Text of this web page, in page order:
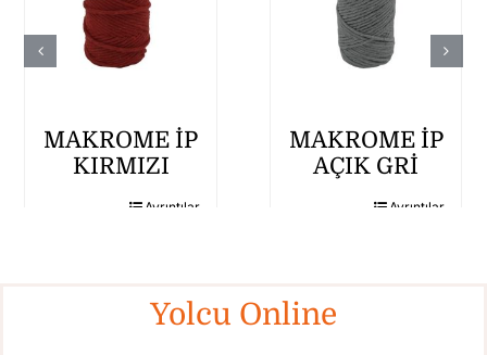
MAKROME İP
KIRMIZI
Ayrıntılar
MAKROME İP
AÇIK GRİ
Ayrıntılar
Yolcu Online